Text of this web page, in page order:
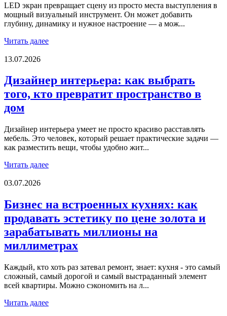
LED экран превращает сцену из просто места выступления в
мощный визуальный инструмент. Он может добавить
глубину, динамику и нужное настроение — а мож...
Читать далее
13.07.2026
Дизайнер интерьера: как выбрать
того, кто превратит пространство в
дом
Дизайнер интерьера умеет не просто красиво расставлять
мебель. Это человек, который решает практические задачи —
как разместить вещи, чтобы удобно жит...
Читать далее
03.07.2026
Бизнес на встроенных кухнях: как
продавать эстетику по цене золота и
зарабатывать миллионы на
миллиметрах
Каждый, кто хоть раз затевал ремонт, знает: кухня - это самый
сложный, самый дорогой и самый выстраданный элемент
всей квартиры. Можно сэкономить на л...
Читать далее